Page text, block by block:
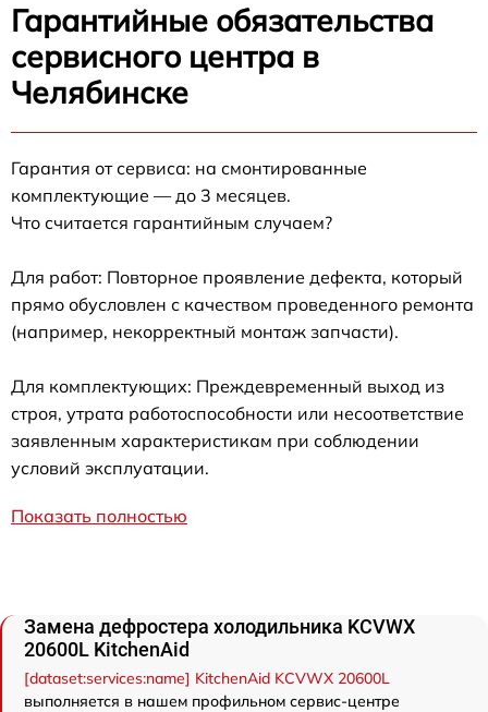
Гарантийные обязательства
сервисного центра в
Челябинске
Гарантия от сервиса: на смонтированные
комплектующие — до 3 месяцев.
Что считается гарантийным случаем?
Для работ: Повторное проявление дефекта, который
прямо обусловлен с качеством проведенного ремонта
(например, некорректный монтаж запчасти).
Для комплектующих: Преждевременный выход из
строя, утрата работоспособности или несоответствие
заявленным характеристикам при соблюдении
условий эксплуатации.
Показать полностью
Замена дефростера холодильника KCVWX
20600L KitchenAid
[dataset:services:name] KitchenAid KCVWX 20600L
выполняется в нашем профильном сервис-центре